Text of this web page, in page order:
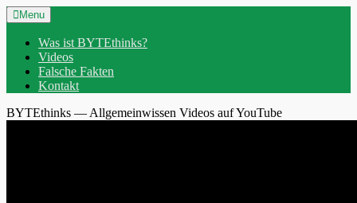
Skip
to
content
Header
Menu
Menu
Was ist BYTEthinks?
Videos
Falsche Fakten
Kontakt
BYTEthinks — Allgemeinwissen Videos auf YouTube